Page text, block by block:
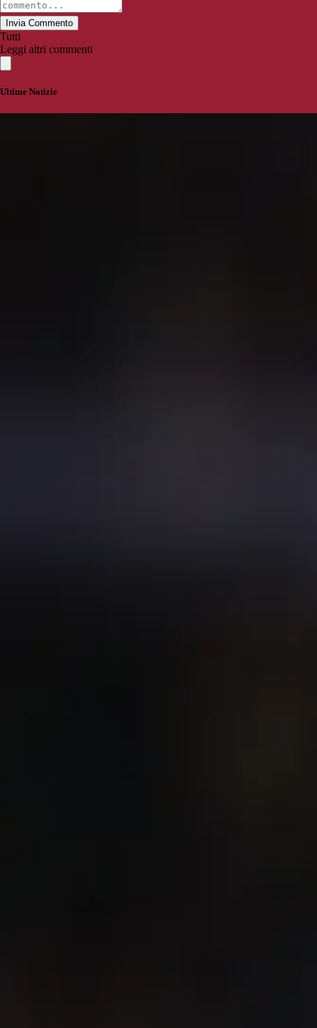
Invia Commento
Tutti
Leggi altri commenti
Ultime Notizie